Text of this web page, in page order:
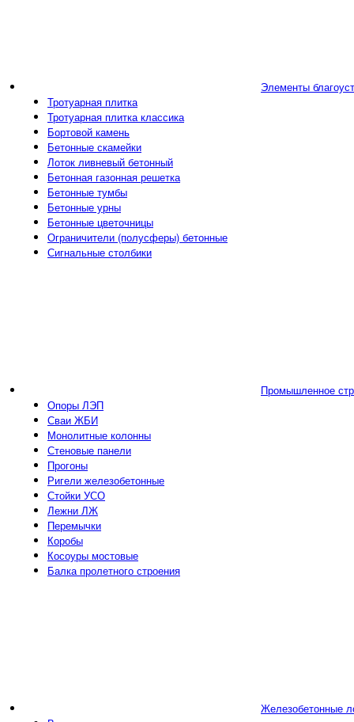
Элементы
Тротуарная плитка
Тротуарная плитка классика
Бортовой камень
Бетонные скамейки
Лоток ливневый бетонный
Бетонная газонная решетка
Бетонные тумбы
Бетонные урны
Бетонные цветочницы
Ограничители (полусферы) бетонные
Сигнальные столбики
Промышленное
Опоры ЛЭП
Сваи ЖБИ
Монолитные колонны
Стеновые панели
Прогоны
Ригели железобетонные
Стойки УСО
Лежни ЛЖ
Перемычки
Коробы
Косоуры мостовые
Балка пролетного строения
Железобетонные